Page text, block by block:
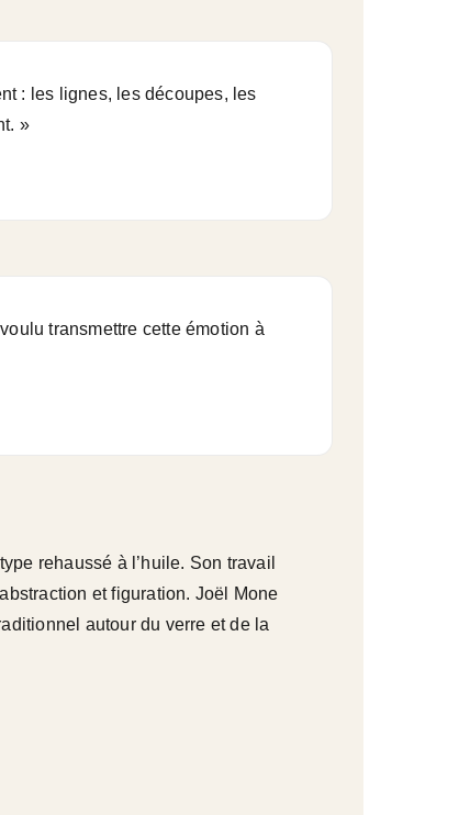
: les lignes, les découpes, les
»
transmettre cette émotion à
rehaussé à l’huile. Son travail
et figuration. Joël Mone
autour du verre et de la